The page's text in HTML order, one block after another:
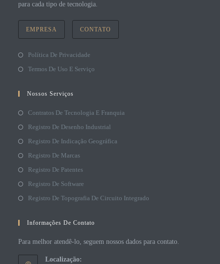
para cada tipo de tecnologia.
EMPRESA CONTATO
Política De Privacidade
Termos De Uso E Serviço
Nossos Serviços
Contratos De Tecnologia E Franquia
Registro De Desenho Industrial
Registro De Indicação Geográfica
Registro De Marcas
Registro De Patentes
Registro De Software
Registro De Topografia De Circuito Integrado
Informações De Contato
Para melhor atendê-lo, seguem nossos dados para contato.
Localização: